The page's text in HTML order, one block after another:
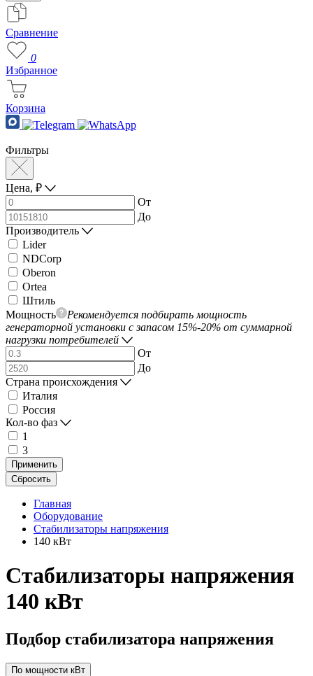
Сравнение
0
Избранное
Корзина
Фильтры
Цена, ₽
От
До
Производитель
Lider
NDCorp
Oberon
Ortea
Штиль
Мощность
Рекомендуется подбирать мощность
генераторной установки с запасом 15%-20% от суммарной
нагрузки потребителей
От
До
Страна происхождения
Италия
Россия
Кол-во фаз
1
3
Применить
Сбросить
Главная
Оборудование
Стабилизаторы напряжения
140 кВт
Стабилизаторы напряжения
140 кВт
Подбор стабилизатора напряжения
По мощности кВт